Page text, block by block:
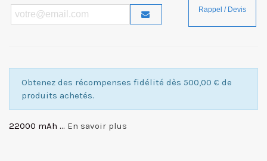
Obtenez des récompenses fidélité dès 500,00 € de
produits achetés.
22000 mAh ... En savoir plus